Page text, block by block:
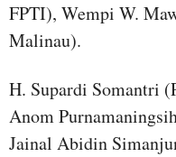
FPTI), Wempi W.
Malinau).
H. Supardi Somantri
Anom
Jainal Abidin